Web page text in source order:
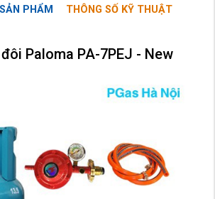
PHẨM THÔNG SỐ KỸ THUẬT
Paloma PA-7PEJ - New